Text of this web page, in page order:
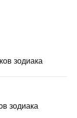
зодиака
зодиака